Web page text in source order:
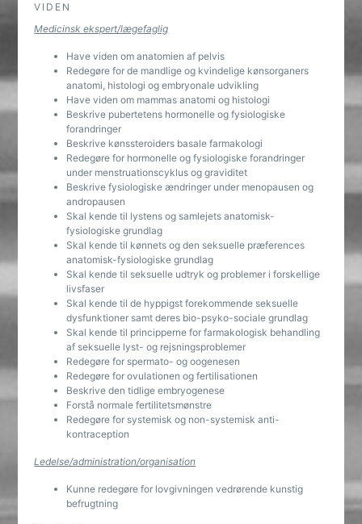
VIDEN
Medicinsk ekspert/lægefaglig
Have viden om anatomien af pelvis
Redegøre for de mandlige og kvindelige kønsorganers
anatomi, histologi og embryonale udvikling
Have viden om mammas anatomi og histologi
Beskrive pubertetens hormonelle og fysiologiske
forandringer
Beskrive kønssteroiders basale farmakologi
Redegøre for hormonelle og fysiologiske forandringer
under menstruationscyklus og graviditet
Beskrive fysiologiske ændringer under menopausen og
andropausen
Skal kende til lystens og samlejets anatomisk-
fysiologiske grundlag
Skal kende til kønnets og den seksuelle præferences
anatomisk-fysiologiske grundlag
Skal kende til seksuelle udtryk og problemer i forskellige
livsfaser
Skal kende til de hyppigst forekommende seksuelle
dysfunktioner samt deres bio-psyko-sociale grundlag
Skal kende til principperne for farmakologisk behandling
af seksuelle lyst- og rejsningsproblemer
Redegøre for spermato- og oogenesen
Redegøre for ovulationen og fertilisationen
Beskrive den tidlige embryogenese
Forstå normale fertilitetsmønstre
Redegøre for systemisk og non-systemisk anti-
kontraception
Ledelse/administration/organisation
Kunne redegøre for lovgivningen vedrørende kunstig
befrugtning